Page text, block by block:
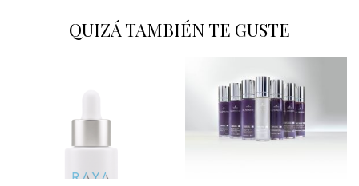
QUIZÁ TAMBIÉN TE GUSTE